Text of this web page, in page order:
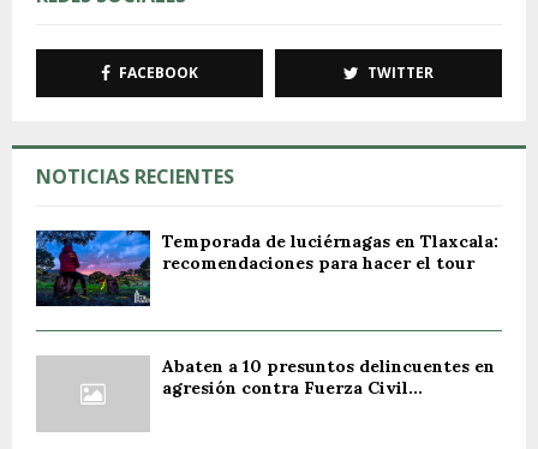
FACEBOOK TWITTER
NOTICIAS RECIENTES
Temporada de luciérnagas en Tlaxcala:
recomendaciones para hacer el tour
Abaten a 10 presuntos delincuentes en
agresión contra Fuerza Civil...